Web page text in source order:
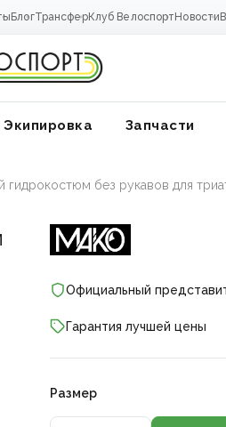
БлогТрансферКлуб Велоспорт Новости
Экипировка Запчасти
без рукавов для
Официальный
Гарантия лучшей цены
Размер